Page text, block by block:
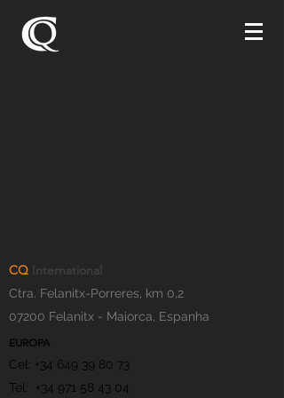
EUROPA
Cel: +34 649 39 80 73
Tel: +34 971 58 43 04
CQ International
Ctra. Felanitx-Porreres, km 0,2
07200 Felanitx - Maiorca, Espanha